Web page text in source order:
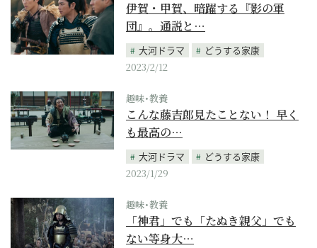
伊賀・甲賀、暗躍する『影の軍
団』。通説と…
大河ドラマ
どうする家康
2023/2/12
趣味･教養
こんな藤吉郎見たことない！ 早く
も最高の…
大河ドラマ
どうする家康
2023/1/29
趣味･教養
「神君」でも「たぬき親父」でも
ない等身大…